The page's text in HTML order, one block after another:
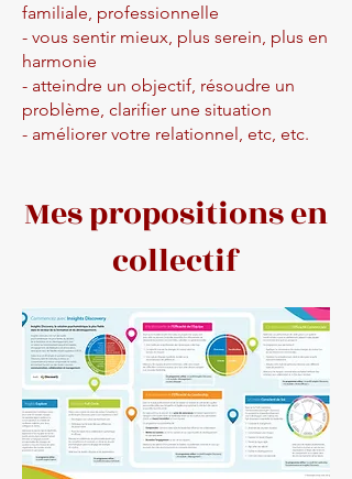
familiale, professionnelle
- vous sentir mieux, plus serein, plus en
harmonie
- atteindre un objectif, résoudre un
problème, clarifier une situation
- améliorer votre relationnel, etc, etc.
Mes propositions en
collectif